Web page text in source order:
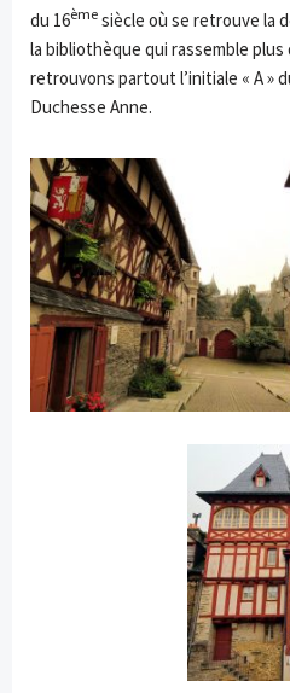
du 16ème siècle où se retrouve la
la bibliothèque qui rassemble plus
retrouvons partout l’initiale « A »
Duchesse Anne.